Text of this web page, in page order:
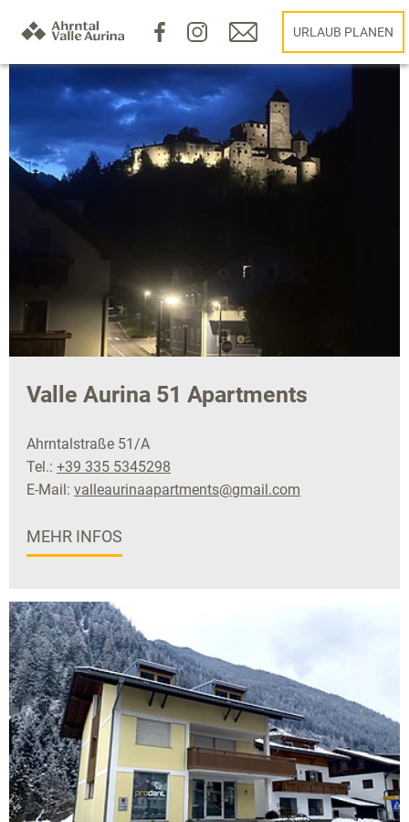
URLAUB PLANEN
Valle Aurina 51 Apartments
Ahrntalstraße 51/A
Tel.: +39 335 5345298
E-Mail: valleaurinaapartments@gmail.com
MEHR INFOS